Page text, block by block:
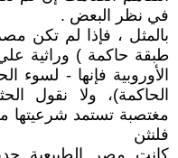
في نظر البعض .
بالمثل ، فإذا لم تكن
طبقة حاكمة ) وراثية
الأوروبية فإنها - لسوء
الحاكمة)، ولا نقول
مغتصبة تستمد شرعيتها
فلنثن